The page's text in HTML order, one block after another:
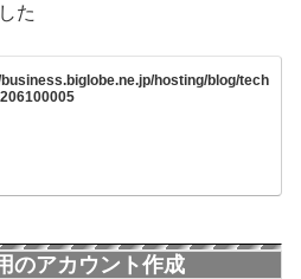
た
hosting/blog/tech
アカウント作成